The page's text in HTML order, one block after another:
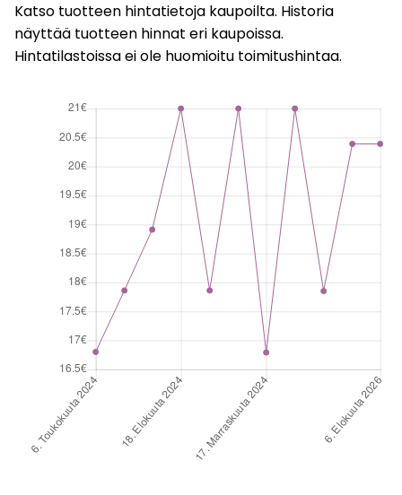
Katso tuotteen hintatietoja kaupoilta. Historia
näyttää tuotteen hinnat eri kaupoissa.
Hintatilastoissa ei ole huomioitu toimitushintaa.